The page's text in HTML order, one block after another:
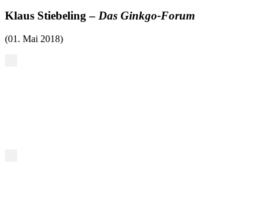
Klaus Stiebeling – Das Ginkgo-Forum
(01. Mai 2018)